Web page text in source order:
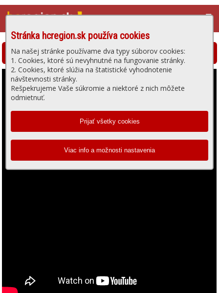
☰
Stránka hcregion.sk používa cookies
Na našej stránke používame dva typy súborov cookies:
1. Cookies, ktoré sú nevyhnutné na fungovanie stránky.
2. Cookies, ktoré slúžia na štatistické vyhodnotenie
návštevnosti stránky.
Rešpekrujeme Vaše súkromie a niektoré z nich môžete
odmietnuť.
Hlohovská televízia - prehrávanie videa